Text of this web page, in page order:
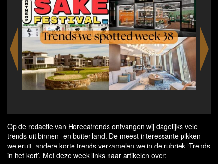
Op de redactie van Horecatrends ontvangen wij dagelijks vele
trends uit binnen- en buitenland. De meest interessante pikken
we eruit, andere korte trends verzamelen we in de rubriek ‘Trends
in het kort’. Met deze week links naar artikelen over: